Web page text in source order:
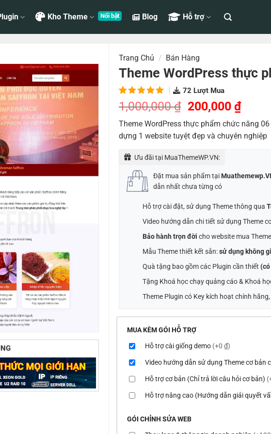
Kho Theme Blog Hỗ trợ
Trang Chủ / Bán Hàng
Theme WordPress thực
5.00trên
5 dựa
trên
1
đánh
giá
72 Lượt Mua
1,000,000₫ Giá
gốc
là:
1,000,000 ₫.
200,000 ₫Giá
hiện
tại
là:
Theme WordPress thực phẩm chức năng
dựng 1 website tuyệt đẹp và chuyên nghiệp
Ưu đãi tại MuaThemeWP.VN:
Đặt mua sản phẩm tại
dẫn nhất chưa từng có
Hỗ trợ cài đặt, sử dụng Theme thông qua
Video hướng dẫn chi tiết sử dụng Theme
Bảo hành trọn đời cho website mua
Mẫu Theme thiết kết sẵn:sử dụng không
Quà tặng bao gồm các Plugin cần thiết
Tặng Khoá học chạy quảng cáo & Khoá
Theme Plugin có Key kích hoạt chính
MUA KÈM GÓI HỖ TRỢ
Hỗ trợ cài giống demo (+0 ₫)
Video hướng dẫn sử dụng Theme cơ bản
Hỗ trợ cơ bản (Chỉ trả lời câu hỏi cơ bản)
Hỗ trợ nâng cao (Hướng dẫn giải quyết
GÓI CHỈNH SỬA WEB